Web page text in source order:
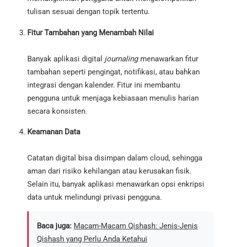
tulisan sesuai dengan topik tertentu.
Fitur Tambahan yang Menambah Nilai
Banyak aplikasi digital journalingmenawarkan fitur
tambahan seperti pengingat, notifikasi, atau bahkan
integrasi dengan kalender. Fitur ini membantu
pengguna untuk menjaga kebiasaan menulis harian
secara konsisten.
Keamanan Data
Catatan digital bisa disimpan dalam cloud, sehingga
aman dari risiko kehilangan atau kerusakan fisik.
Selain itu, banyak aplikasi menawarkan opsi enkripsi
data untuk melindungi privasi pengguna.
Baca juga: Macam-Macam Qishash: Jenis-Jenis
Qishash yang Perlu Anda Ketahui